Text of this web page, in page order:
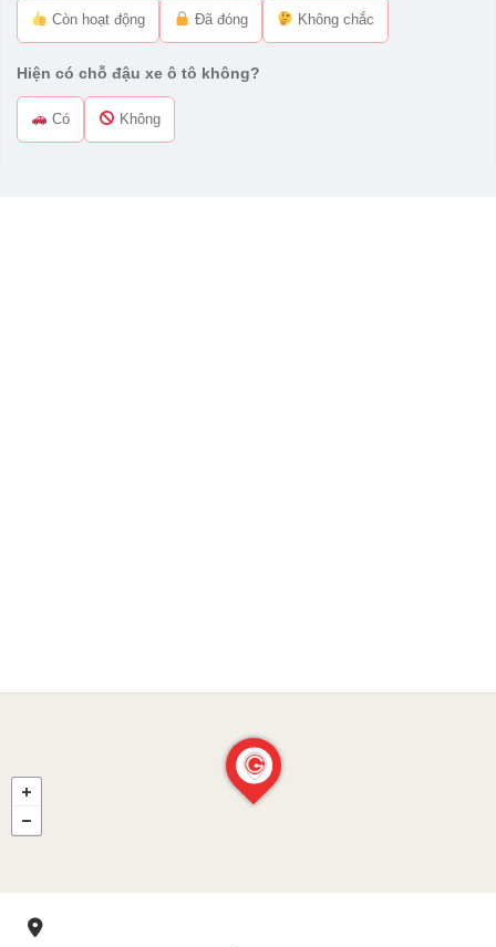
Còn hoạt động Đã đóng Không chắc
Hiện có chỗ đậu xe ô tô không?
Có Không